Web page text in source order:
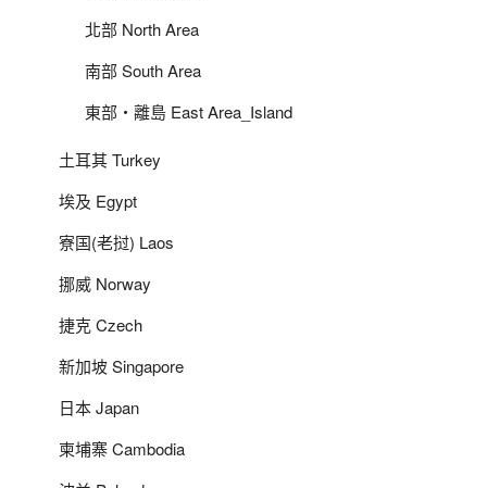
北部 North Area
南部 South Area
東部‧離島 East Area_Island
土耳其 Turkey
埃及 Egypt
寮国(老挝) Laos
挪威 Norway
捷克 Czech
新加坡 Singapore
日本 Japan
柬埔寨 Cambodia